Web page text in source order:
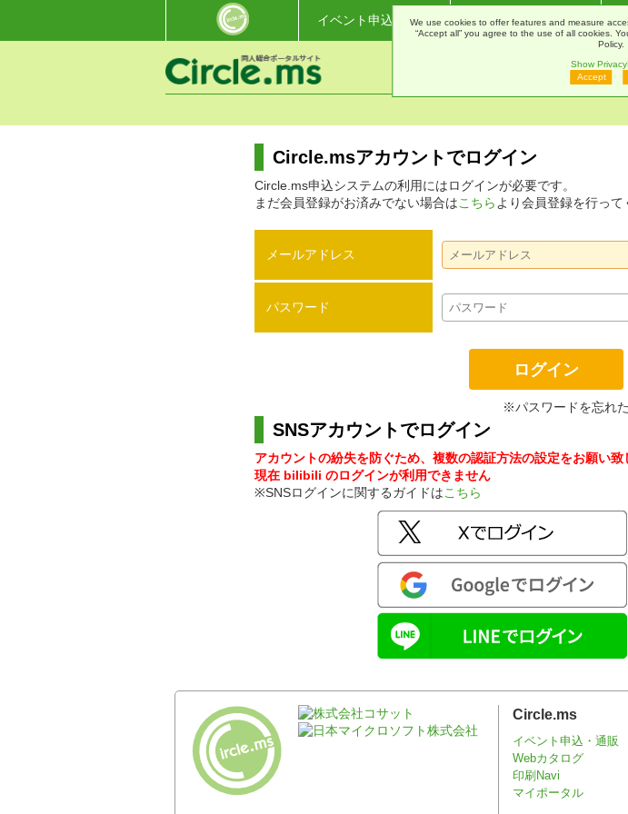
イベント申込・通販 Webカタログ
Circle.msアカウントでログイン
Circle.ms申込システムの利用にはログインが必要です。
まだ会員登録がお済みでない場合はこちら より会員登録を行っ
メールアドレス
パスワード
※パスワードを忘れ
SNSアカウントでログイン
アカウントの紛失を防ぐため、複数の認証方法の設定をお願い致
現在 bilibili のログインが利用できません
※SNSログインに関するガイドはこちら
Circle.ms
イベント申込・通販
Webカタログ
印刷Navi
マイポータル
We use cookies to offer features and measure
“Accept all” you agree to the use of all cookies.
Policy.
Show
Accept